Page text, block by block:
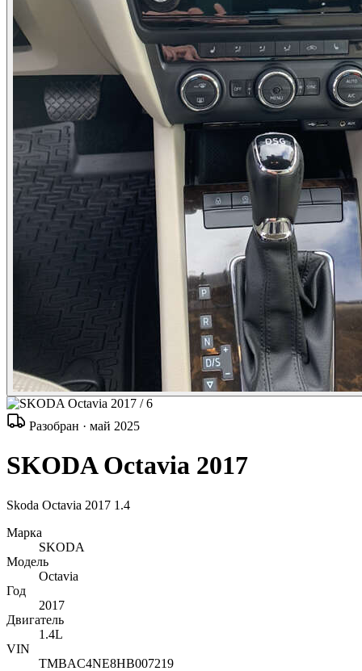
/ 6
Разобран · май 2025
SKODA Octavia 2017
Skoda Octavia 2017 1.4
Марка
SKODA
Модель
Octavia
Год
2017
Двигатель
1.4L
VIN
TMBAC4NE8HB007219